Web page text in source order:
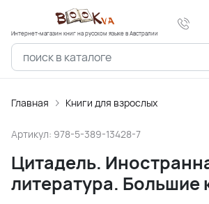
Интернет-магазин книг на русском языке в Австралии
Главная Книги для взрослых
Артикул: 978-5-389-13428-7
Цитадель.
литература. Большие